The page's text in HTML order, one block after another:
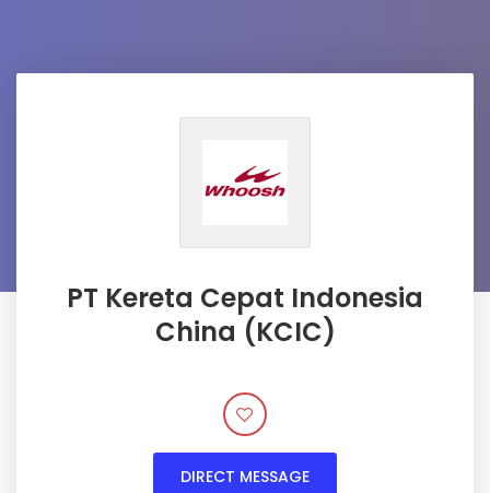
PT Kereta Cepat Indonesia
China (KCIC)
DIRECT MESSAGE